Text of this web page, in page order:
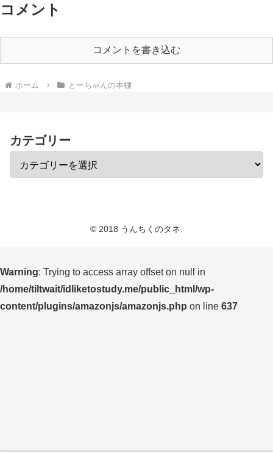
コメント
コメントを書き込む
ホーム とーちゃんの本棚
カテゴリー
© 2018 うんちくのタネ.
Warning: Trying to access array offset on null in
/home/tiltwait/idliketostudy.me/public_html/wp-
content/plugins/amazonjs/amazonjs.php on line 637